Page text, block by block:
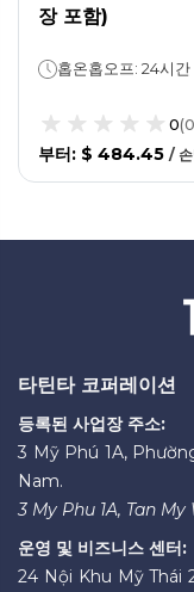
장 포함)
0(0
부터: $ 484.45 /
타틴타 코퍼레이션
등록된 사업장 주소:
3 Mỹ Phú 1A,
Nam.
3 My Phu 1A, Tan
운영 및 비즈니스 센터:
24 Nội Khu Mỹ Thái